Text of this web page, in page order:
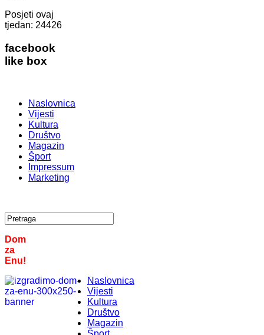
Posjeti ovaj
tjedan: 24426
facebook
like box
Naslovnica
Vijesti
Kultura
Društvo
Magazin
Šport
Impressum
Marketing
Dom
za
Enu!
Naslovnica
Vijesti
Kultura
Društvo
Magazin